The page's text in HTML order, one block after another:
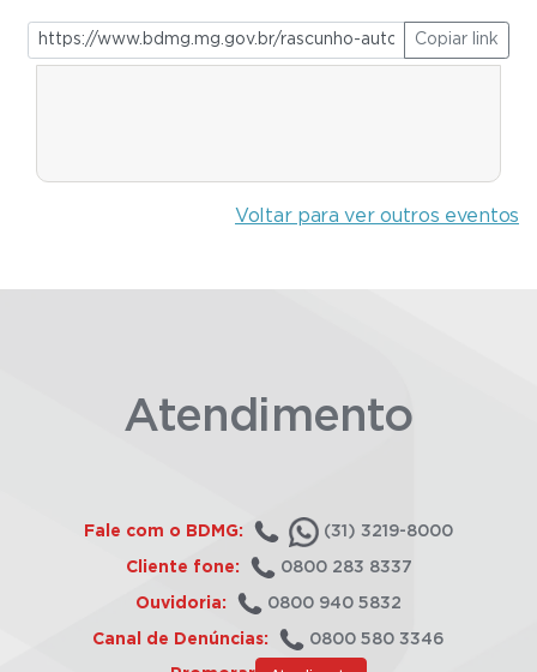
Copiar link
Voltar para ver outros eventos
Atendimento
Fale com o BDMG: (31) 3219-8000
Cliente fone: 0800 283 8337
Ouvidoria: 0800 940 5832
Canal de Denúncias: 0800 580 3346